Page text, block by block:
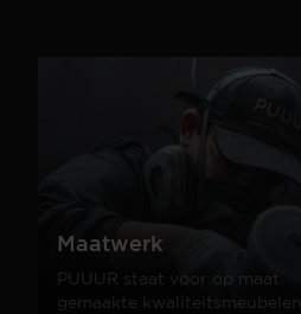
Maatwerk
PUUUR staat voor op maat
gemaakte kwaliteitsmeubelen